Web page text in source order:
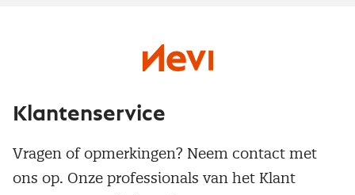
Klantenservice
Vragen of opmerkingen? Neem contact met
ons op. Onze professionals van het Klant